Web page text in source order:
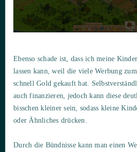
Ebenso schade ist, dass ich meine
lassen kann, weil die viele Werbung
schnell Gold gekauft hat.
auch finanzieren, jedoch kann diese
bisschen kleiner sein, sodass kleine
oder Ähnliches drücken.
Durch die Bündnisse kann man einen